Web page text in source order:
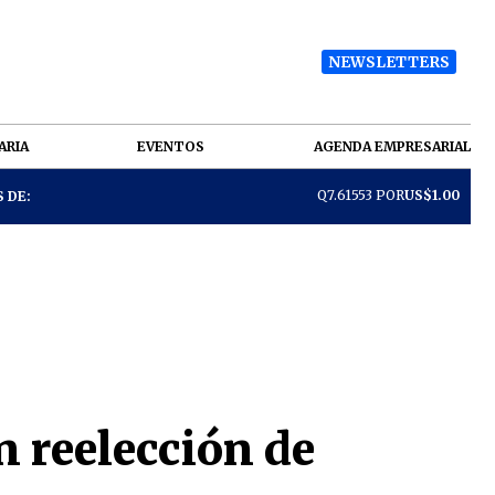
NEWSLETTERS
EVENTOS AGENDA EMPRESARIAL
DE: Q7.61553 PORUS$1.00
reelección de